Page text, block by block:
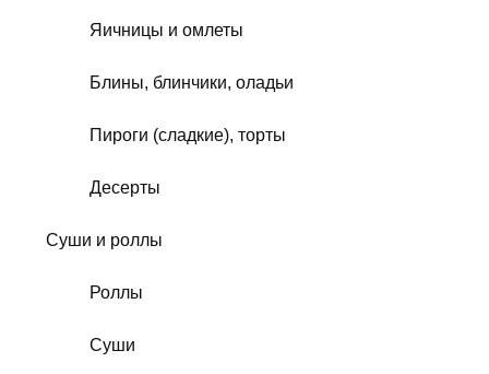
Яичницы и омлеты
Блины, блинчики, оладьи
Пироги (сладкие), торты
Десерты
Суши и роллы
Роллы
Суши